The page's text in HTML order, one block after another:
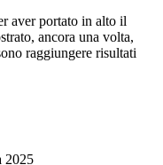
aver portato in alto il
ancora una volta,
raggiungere risultati